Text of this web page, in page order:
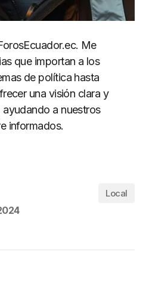
Me
que importan a los
de política hasta
una visión clara y
a nuestros
informados.
Local